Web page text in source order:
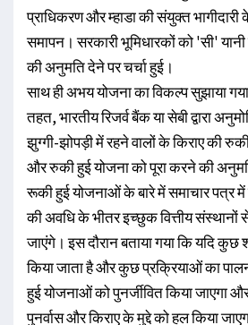
प्राधिकरण और म्हाडा की संयुक्त
समापन। सरकारी भूमिधारकों को 'सी' यानी
की अनुमति देने पर चर्चा हुई।
साथ ही अभय योजना का विकल्प सुझाया
तहत, भारतीय रिजर्व बैंक या सेबी द्वारा
झुग्गी-झोपड़ी में रहने वालों के किराए की
और रुकी हुई योजना को पूरा करने की
रूकी हुई योजनाओं के बारे में समाचार पत्र में
की अवधि के भीतर इच्छुक वित्तीय
जाएंगे। इस दौरान बताया गया कि यदि कुछ
किया जाता है और कुछ प्रक्रियाओं का
हुई योजनाओं को पुनर्जीवित किया जाएगा
पुनर्वास और किराए के मुद्दे को हल किया